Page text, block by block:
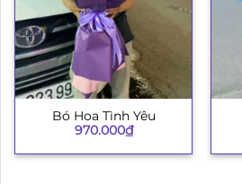
Bó Hoa Tình Yêu
970.000₫